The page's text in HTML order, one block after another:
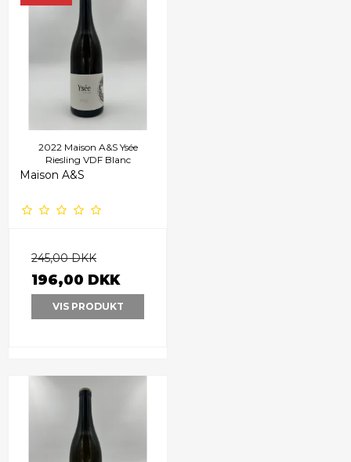
2022 Maison A&S Ysée
Riesling VDF Blanc
Maison A&S
245,00 DKK
196,00 DKK
VIS PRODUKT